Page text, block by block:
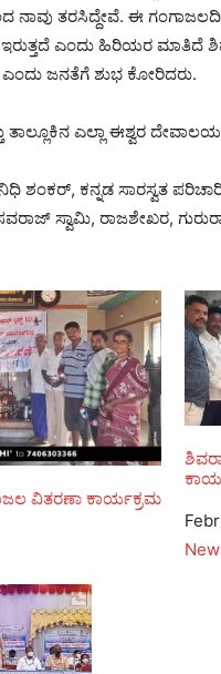
ನಾವು ತರಸಿದ್ದೇವೆ. ಈ
ಇರುತ್ತದೆ ಎಂದು ಹಿರಿಯರ ಮಾತಿದೆ
ಎಂದು ಜನತೆಗೆ ಶುಭ ಕೋರಿದರು.
ತಾಲ್ಲೂಕಿನ ಎಲ್ಲಾ ಈಶ್ವರ
ಶಂಕರ್‌, ಕನ್ನಡ ಸಾರಸ್ವತ
ಸ್ವಾಮಿ, ರಾಜಶೇಖರ,
ವಿತರಣಾ ಕಾರ್ಯಕ್ರಮ
Date
In